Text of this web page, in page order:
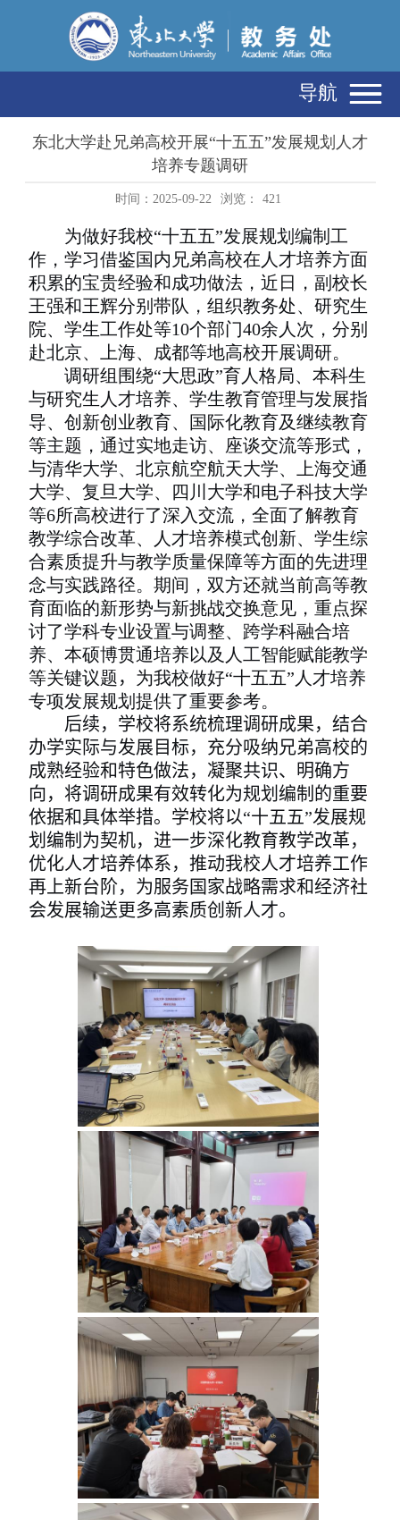
导航
东北大学赴兄弟高校开展“十五五”发展规划人才
培养专题调研
时间：2025-09-22 浏览： 421
为做好我校“十五五”发展规划编制工
作，学习借鉴国内兄弟高校在人才培养方面
积累的宝贵经验和成功做法，近日，副校长
王强和王辉分别带队，组织教务处、研究生
院、学生工作处等10个部门40余人次，分别
赴北京、上海、成都等地高校开展调研。
调研组围绕“大思政”育人格局、本科生
与研究生人才培养、学生教育管理与发展指
导、创新创业教育、国际化教育及继续教育
等主题，通过实地走访、座谈交流等形式，
与清华大学、北京航空航天大学、上海交通
大学、复旦大学、四川大学和电子科技大学
等6所高校进行了深入交流，全面了解教育
教学综合改革、人才培养模式创新、学生综
合素质提升与教学质量保障等方面的先进理
念与实践路径。期间，双方还就当前高等教
育面临的新形势与新挑战交换意见，重点探
讨了学科专业设置与调整、跨学科融合培
养、本硕博贯通培养以及人工智能赋能教学
等关键议题， 为我校做好“十五五”人才培养
专项发展规划提供了重要参考。
后续， 学校将系统梳理调研成果，结合
办学实际与发展目标，充分吸纳兄弟高校的
成熟经验和特色做法，凝聚共识、明确方
向，将调研成果有效转化为规划编制的重要
依据和具体举措。学校将以“十五五”发展规
划编制为契机，进一步深化教育教学改革，
优化人才培养体系，推动我校人才培养工作
再上新台阶，为服务国家战略需求和经济社
会发展输送更多高素质创新人才。